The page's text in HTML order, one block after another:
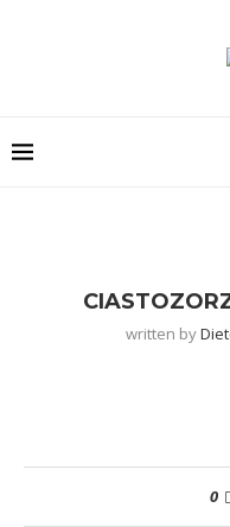
written by
0